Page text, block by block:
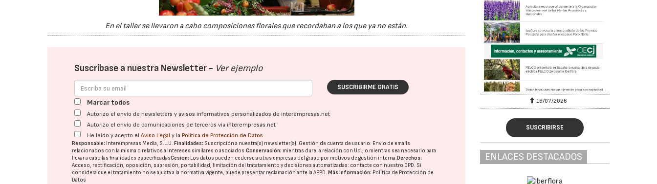
En el taller se llevaron a cabo composiciones florales que recordaban a los que ya no están.
Suscríbase a nuestra Newsletter - Ver ejemplo
SUSCRIBIRME GRATIS
Marcar todos
Autorizo el envío de newsletters y avisos informativos personalizados de interempresas.net
Autorizo el envío de comunicaciones de terceros vía interempresas.net
He leído y acepto elAviso Legal y la Política de Protección de Datos
Responsable: Interempresas Media, S.L.U. Finalidades: Suscripción a nuestra(s) newsletter(s). Gestión de cuenta de usuario. Envío de emails
relacionados con la misma o relativos a intereses similares o asociados.Conservación: mientras dure la relación con Ud., o mientras sea necesario para
llevar a cabo las finalidades especificadasCesión: Los datos pueden cederse a otras empresas del grupo por motivos de gestión interna. Derechos:
Acceso, rectificación, oposición, supresión, portabilidad, limitación del tratatamiento y decisiones automatizadas: contacte con nuestro DPD. Si
considera que el tratamiento no se ajusta a la normativa vigente, puede presentar reclamación ante laAEPD. Más información: Política de Protección de
Datos
16/07/2026
SUSCRIBIRSE
ENLACES DESTACADOS